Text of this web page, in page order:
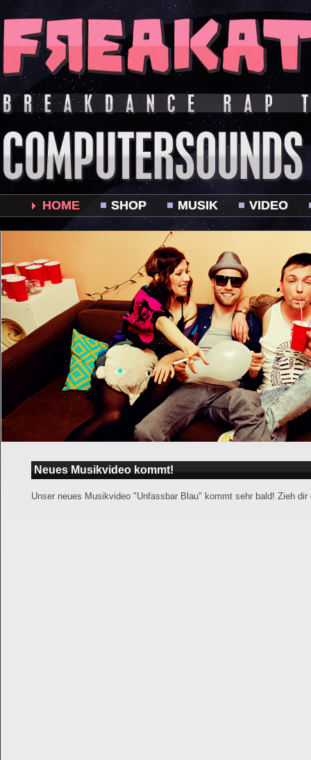
HOME SHOP MUSIK VIDEO
Neues Musikvideo kommt!
Unser neues Musikvideo "Unfassbar Blau" kommt sehr bald! Zieh dir